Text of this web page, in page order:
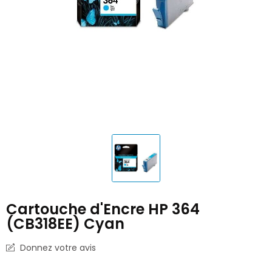
Cartouche d'Encre HP 364
(CB318EE) Cyan
Donnez votre avis